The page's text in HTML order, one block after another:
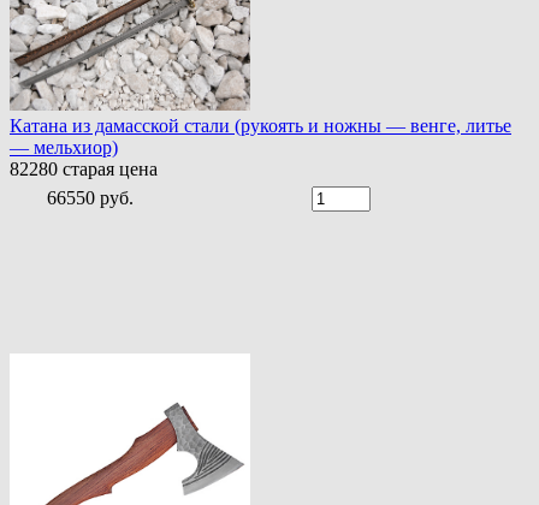
Катана из дамасской стали (рукоять и ножны — венге, литье
— мельхиор)
82280 старая цена
66550 руб.